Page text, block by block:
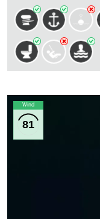
Wind
81